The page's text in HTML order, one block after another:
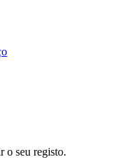
o seu registo.